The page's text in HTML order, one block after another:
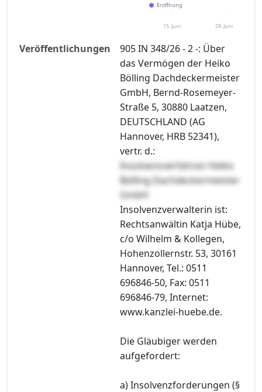
Eröffnung
15. Juni 29. Juni
Veröffentlichungen
905 IN 348/26 - 2 -: Über
das Vermögen der Heiko
Bölling Dachdeckermeister
GmbH, Bernd-Rosemeyer-
Straße 5, 30880 Laatzen,
DEUTSCHLAND (AG
Hannover, HRB 52341),
vertr. d.:
Insolvenzverfahren Heiko
Bölling Dachdeckermeister
GmbH
Insolvenzverwalterin ist:
Rechtsanwältin Katja Hübe,
c/o Wilhelm & Kollegen,
Hohenzollernstr. 53, 30161
Hannover, Tel.: 0511
696846-50, Fax: 0511
696846-79, Internet:
www.kanzlei-huebe.de.
Die Gläubiger werden
aufgefordert:
a) Insolvenzforderungen (§